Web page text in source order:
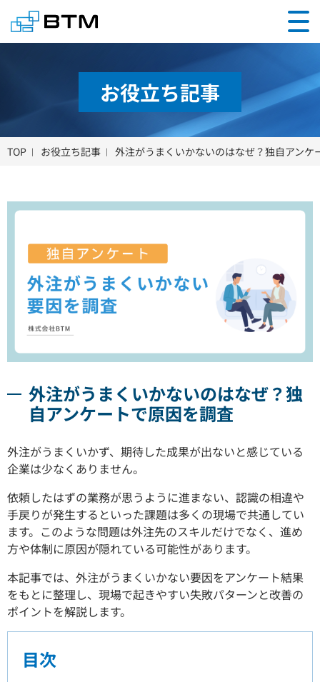
お役立ち記事
TOP お役立ち記事 外注がうまくいかないのはなぜ？独自アンケ
外注がうまくいかないのはなぜ？独
自アンケートで原因を調査
外注がうまくいかず、期待した成果が出ないと感じている
企業は少なくありません。
依頼したはずの業務が思うように進まない、認識の相違や
手戻りが発生するといった課題は多くの現場で共通してい
ます。このような問題は外注先のスキルだけでなく、進め
方や体制に原因が隠れている可能性があります。
本記事では、外注がうまくいかない要因をアンケート結果
をもとに整理し、現場で起きやすい失敗パターンと改善の
ポイントを解説します。
目次